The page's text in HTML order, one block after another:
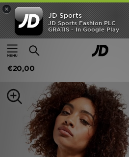
×
JD Sports
JD Sports Fashion PLC
GRATIS - In Google Play
Thuis
Dames Dameskleding Tops
Jordan MJ Graphic T-Shirt
€20,00
Home
Offers
Dames
Collecties